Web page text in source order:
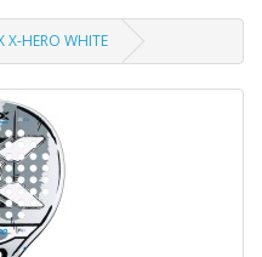
HERO WHITE